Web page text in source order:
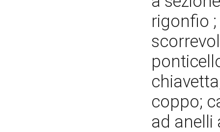
rigonfio
coppo;
ad